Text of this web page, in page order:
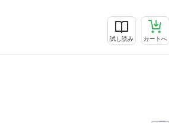
試し読み カートへ